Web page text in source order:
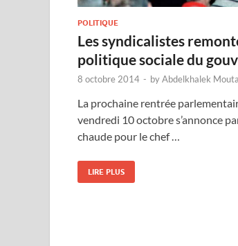
POLITIQUE
Les syndicalistes
politique sociale du
8 octobre 2014 - byAbdelkhalek
La prochaine rentrée
vendredi 10 octobre s’annonce
chaude pour le chef …
LIRE PLUS